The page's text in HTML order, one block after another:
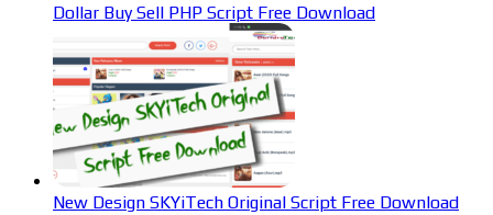
Dollar Buy Sell PHP Script Free Download
New Design SKYiTech Original Script Free Download